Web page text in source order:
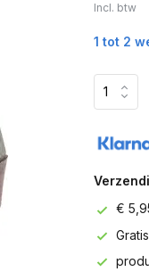
Incl. btw
1 tot 2
€